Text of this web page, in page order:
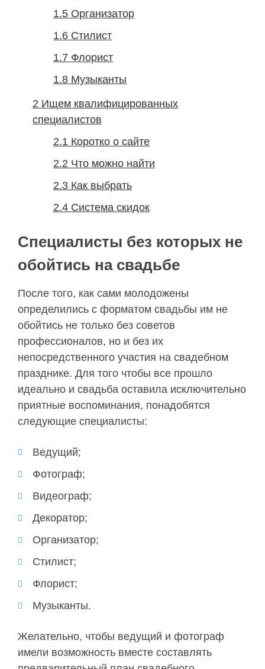
1.5 Организатор
1.6 Стилист
1.7 Флорист
1.8 Музыканты
2 Ищем квалифицированных
специалистов
2.1 Коротко о сайте
2.2 Что можно найти
2.3 Как выбрать
2.4 Система скидок
Специалисты без которых не
обойтись на свадьбе
После того, как сами молодожены
определились с форматом свадьбы им не
обойтись не только без советов
профессионалов, но и без их
непосредственного участия на свадебном
празднике. Для того чтобы все прошло
идеально и свадьба оставила исключительно
приятные воспоминания, понадобятся
следующие специалисты:
Ведущий;
Фотограф;
Видеограф;
Декоратор;
Организатор;
Стилист;
Флорист;
Музыканты.
Желательно, чтобы ведущий и фотограф
имели возможность вместе составлять